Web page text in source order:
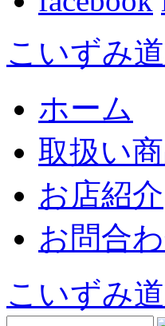
こいずみ
ホーム
取扱い
お店紹介
お問合
こいずみ